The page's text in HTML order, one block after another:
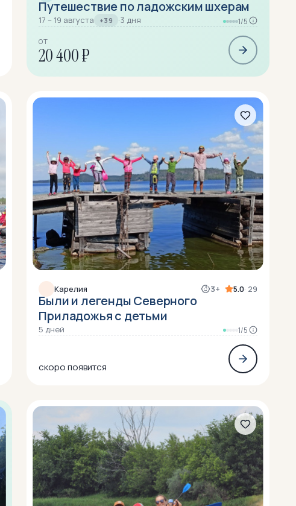
Путешествие по ладожским шхерам
17 – 19 августа +39 ·3 дня 1/5
ОТ
20 400 ₽
Карелия 3+ 5.0· 29
Были и легенды Северного
Приладожья с детьми
5 дней 1/5
скоро появится